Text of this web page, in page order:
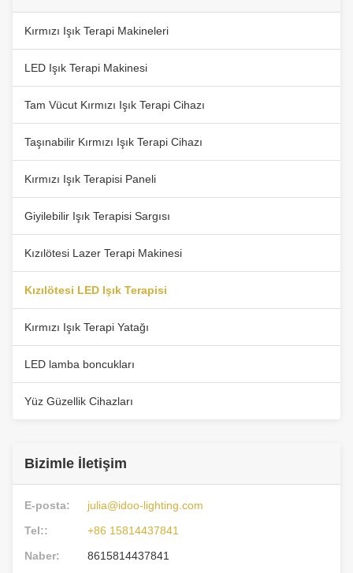
Kırmızı Işık Terapi Makineleri
LED Işık Terapi Makinesi
Tam Vücut Kırmızı Işık Terapi Cihazı
Taşınabilir Kırmızı Işık Terapi Cihazı
Kırmızı Işık Terapisi Paneli
Giyilebilir Işık Terapisi Sargısı
Kızılötesi Lazer Terapi Makinesi
Kızılötesi LED Işık Terapisi
Kırmızı Işık Terapi Yatağı
LED lamba boncukları
Yüz Güzellik Cihazları
Bizimle İletişim
E-posta:
julia@idoo-lighting.com
Tel::
+86 15814437841
Naber:
8615814437841